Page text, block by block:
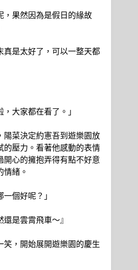
，果然因為是假日的緣故
真是太好了，可以一整天都
，大家都在看了。」
陽菜決定約憲吾到遊樂園放
的壓力。看著他感動的表情
開心的擁抱弄得有點不好意
緒。
個好呢？」
還是雲霄飛車～』
笑，開始展開遊樂園的慶生